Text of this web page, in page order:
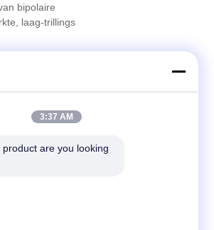
bipolaire
laag-trillings
Microstep
van DSP
het met
3:37 AM
are you looking